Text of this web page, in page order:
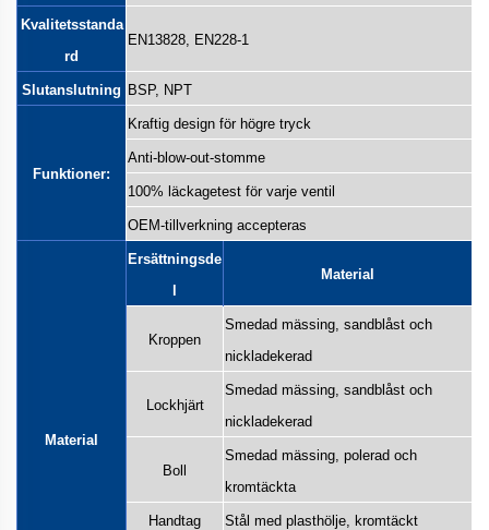
Kvalitetsstanda
rd
EN13828, EN228-1
Slutanslutning BSP, NPT
Funktioner:
Kraftig design för högre tryck
Anti-blow-out-stomme
100% läckagetest för varje ventil
OEM-tillverkning accepteras
Material
Ersättningsde
l
Material
Kroppen
Smedad mässing, sandblåst och
nickladekerad
Lockhjärt
Smedad mässing, sandblåst och
nickladekerad
Boll
Smedad mässing, polerad och
kromtäckta
Handtag Stål med plasthölje, kromtäckt